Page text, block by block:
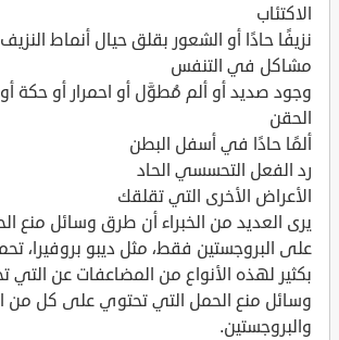
الاكتئاب
نزيفًا حادًا أو الشعور بقلق حيال أنماط النزيف
مشاكل في التنفس
وجود صديد أو ألم مُطوَّل أو احمرار أو حكة
الحقن
ألمًا حادًا في أسفل البطن
رد الفعل التحسسي الحاد
الأعراض الأخرى التي تقلقك
يرى العديد من الخبراء أن طرق وسائل منع
على البروجستين فقط، مثل ديبو بروفيرا،
بكثير لهذه الأنواع من المضاعفات عن
وسائل منع الحمل التي تحتوي على كل من
والبروجستين.